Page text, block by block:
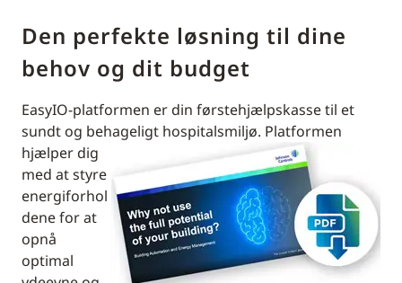
Den perfekte løsning til dine
behov og dit budget
EasyIO-platformen er din førstehjælpskasse til et
sundt og behageligt hospitalsmiljø. Platformen
hjælper dig
med at styre
energiforhol
dene for at
opnå
optimal